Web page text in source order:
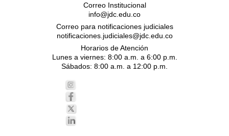
Correo Institucional
info@jdc.edu.co
Correo para notificaciones judiciales
notificaciones.judiciales@jdc.edu.co
Horarios de Atención
Lunes a viernes: 8:00 a.m. a 6:00 p.m.
Sábados: 8:00 a.m. a 12:00 p.m.